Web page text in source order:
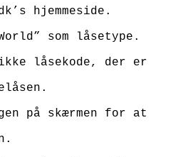
hjemmeside.
som låsetype.
låsekode, der er
på skærmen for at